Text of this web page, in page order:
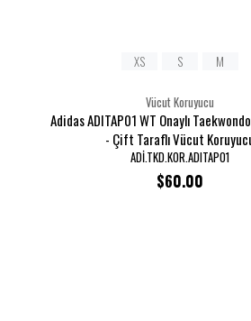
Vücut Koruyucu
Adidas ADITAP01 WT Onaylı
- Çift Taraflı Vücut
ADİ.TKD.KOR.ADITAP01
$60.00
XS S M